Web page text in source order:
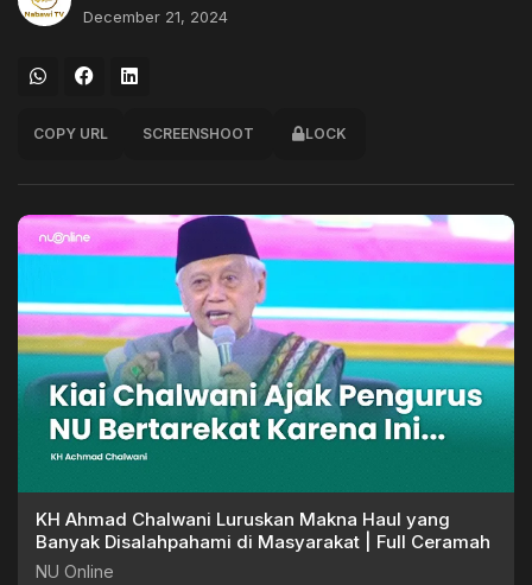
December 21, 2024
COPY URL SCREENSHOOT LOCK
KH Ahmad Chalwani Luruskan Makna Haul yang
Banyak Disalahpahami di Masyarakat | Full Ceramah
NU Online